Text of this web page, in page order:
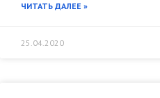
ЧИТАТЬ ДАЛЕЕ »
25.04.2020